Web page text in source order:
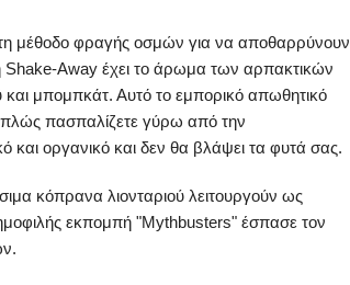
μέθοδο φραγής οσμών για να αποθαρρύνουν
Shake-Away έχει το άρωμα των αρπακτικών
και μπομπκάτ. Αυτό το εμπορικό απωθητικό
πασπαλίζετε γύρω από την
και οργανικό και δεν θα βλάψει τα φυτά σας.
κόπρανα λιονταριού λειτουργούν ως
εκπομπή "Mythbusters" έσπασε τον